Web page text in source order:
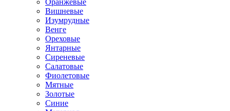
Оранжевые
Вишневые
Изумрудные
Венге
Ореховые
Янтарные
Сиреневые
Салатовые
Фиолетовые
Мятные
Золотые
Синие